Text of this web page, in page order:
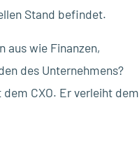
Stand befindet.
aus wie Finanzen,
des Unternehmens?
CXO. Er verleiht dem